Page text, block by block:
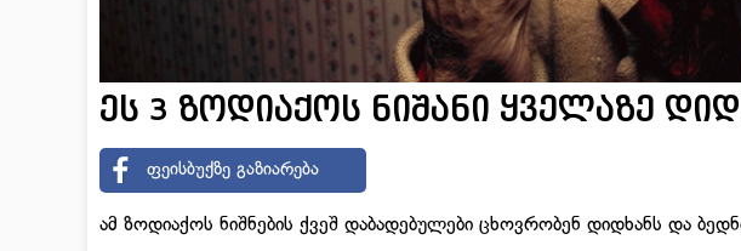
ეს 3 ზოდიაქოს ნიშანი ყველაზე
ფეისბუქზე გაზიარება
ამ ზოდიაქოს ნიშნების ქვეშ დაბადებულები ცხოვრობენ დიდხანს და